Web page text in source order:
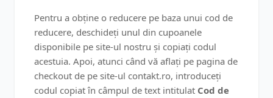
Pentru a obține o reducere pe baza unui cod de
reducere, deschideți unul din cupoanele
disponibile pe site-ul nostru și copiați codul
acestuia. Apoi, atunci când vă aflați pe pagina de
checkout de pe site-ul contakt.ro, introduceți
codul copiat în câmpul de text intitulat Cod de